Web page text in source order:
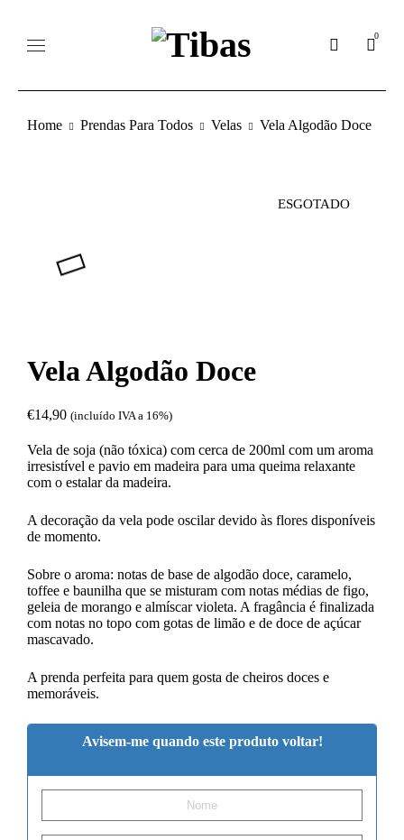
0
Home Prendas Para Todos Velas Vela Algodão Doce
ESGOTADO
Vela Algodão Doce
€14,90 (incluído IVA a 16%)
Vela de soja (não tóxica) com cerca de 200ml com um aroma
irresistível e pavio em madeira para uma queima relaxante
com o estalar da madeira.
A decoração da vela pode oscilar devido às flores disponíveis
de momento.
Sobre o aroma: notas de base de algodão doce, caramelo,
toffee e baunilha que se misturam com notas médias de figo,
geleia de morango e almíscar violeta. A fragância é finalizada
com notas no topo com gotas de limão e de doce de açúcar
mascavado.
A prenda perfeita para quem gosta de cheiros doces e
memoráveis.
Avisem-me quando este produto voltar!